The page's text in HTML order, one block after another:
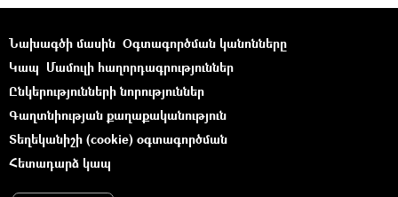
Նախագծի մասին Օգտագործման կանոնները
Կապ Մամուլի հաղորդագրություններ
Ընկերությունների նորություններ
Գաղտնիության քաղաքականություն
Տեղեկանիշի (cookie) օգտագործման
Հետադարձ կապ